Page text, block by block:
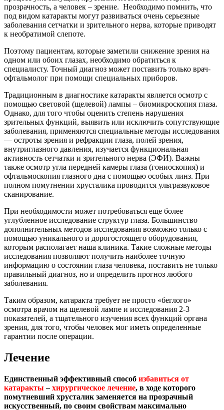
прозрачность, а человек – зрение. Необходимо помнить, что
под видом катаракты могут развиваться очень серьезные
заболевания сетчатки и зрительного нерва, которые приводят
к необратимой слепоте.
Поэтому пациентам, которые заметили снижение зрения на
одном или обоих глазах, необходимо обратиться к
специалисту. Точный диагноз может поставить только врач-
офтальмолог при помощи специальных приборов.
Традиционным в диагностике катаракты является осмотр с
помощью световой (щелевой) лампы – биомикроскопия глаза.
Однако, для того чтобы оценить степень нарушения
зрительных функций, выявить или исключить сопутствующие
заболевания, применяются специальные методы исследования
— остроты зрения и рефракции глаза, полей зрения,
внутриглазного давления, изучается функциональная
активность сетчатки и зрительного нерва (ЭФИ). Важны
также осмотр угла передней камеры глаза (гониоскопия) и
офтальмоскопия глазного дна с помощью особых линз. При
полном помутнении хрусталика проводится ультразвуковое
сканирование.
При необходимости может потребоваться еще более
углубленное исследование структур глаза. Большинство
дополнительных методов исследования возможно только с
помощью уникального и дорогостоящего оборудования,
которым располагает наша клиника. Такие сложные методы
исследования позволяют получить наиболее точную
информацию о состоянии глаза человека, поставить не только
правильный диагноз, но и определить прогноз любого
заболевания.
Таким образом, катаракта требует не просто «беглого»
осмотра врачом на щелевой лампе и исследования 2-3
показателей, а тщательного изучения всех функций органа
зрения, для того, чтобы человек мог иметь определенные
гарантии после операции.
Лечение
Единственный эффективный способ избавиться от
катаракты –хирургическое лечение, в ходе которого
помутневший хрусталик заменяется на прозрачный
искусственный, по своим свойствам максимально